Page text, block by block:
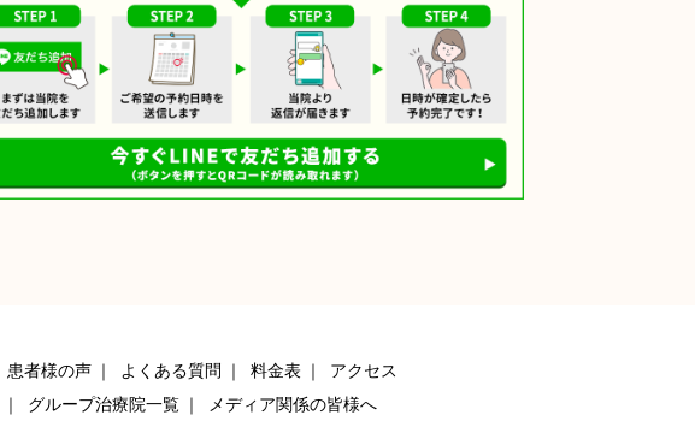
患者様の声 よくある質問 料金表
アクセス
グループ治療院一覧 メディア関係の皆様へ